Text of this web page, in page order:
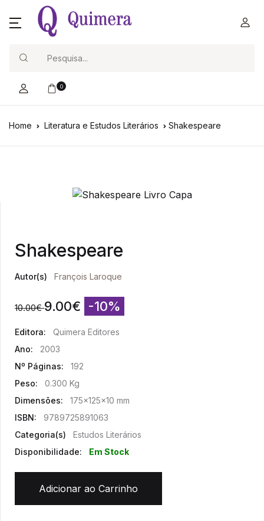
0
Home Literatura e Estudos Literários Shakespeare
Shakespeare
Autor(s) François Laroque
10.00€ 9.00€ -10%
Editora:
Quimera Editores
Ano:
2003
Nº Páginas:
192
Peso:
0.300 Kg
Dimensões:
175x125x10 mm
ISBN:
9789725891063
Categoria(s)
Estudos Literários
Disponibilidade:
Em Stock
Adicionar ao Carrinho